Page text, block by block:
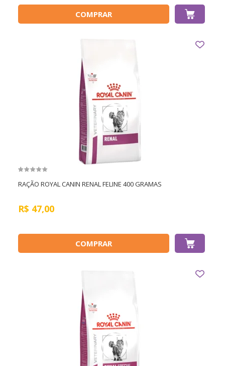
COMPRAR
RAÇÃO ROYAL CANIN RENAL FELINE 400 GRAMAS
R$ 47,00
COMPRAR